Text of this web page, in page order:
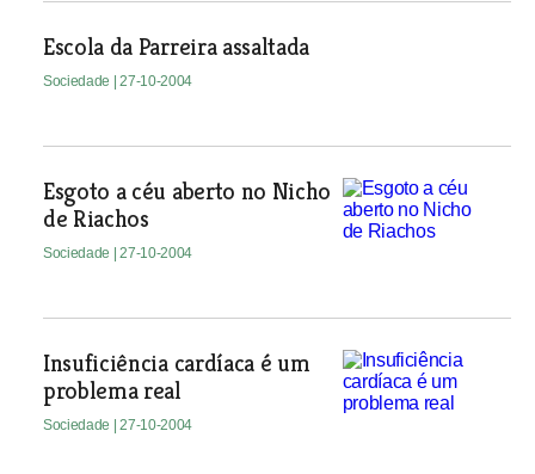
Escola da Parreira assaltada
Sociedade | 27-10-2004
Esgoto a céu aberto no Nicho
de Riachos
Sociedade | 27-10-2004
Insuficiência cardíaca é um
problema real
Sociedade | 27-10-2004